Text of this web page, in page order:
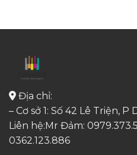
Địa chỉ:
– Cơ sở 1: Số 42 Lê Triện,
Liên hệ:Mr Đảm:
0362.123.886